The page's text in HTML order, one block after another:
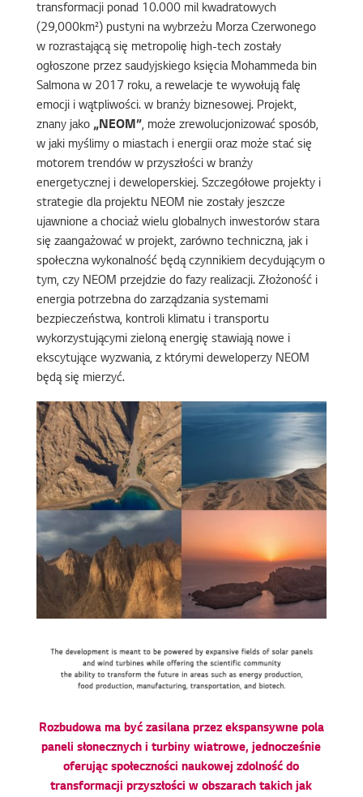
transformacji ponad 10.000 mil kwadratowych
(29,000km²) pustyni na wybrzeżu Morza Czerwonego
w rozrastającą się metropolię high-tech zostały
ogłoszone przez saudyjskiego księcia Mohammeda bin
Salmona w 2017 roku, a rewelacje te wywołują falę
emocji i wątpliwości. w branży biznesowej. Projekt,
znany jako „NEOM”, może zrewolucjonizować sposób,
w jaki myślimy o miastach i energii oraz może stać się
motorem trendów w przyszłości w branży
energetycznej i deweloperskiej. Szczegółowe projekty i
strategie dla projektu NEOM nie zostały jeszcze
ujawnione a chociaż wielu globalnych inwestorów stara
się zaangażować w projekt, zarówno techniczna, jak i
społeczna wykonalność będą czynnikiem decydującym o
tym, czy NEOM przejdzie do fazy realizacji. Złożoność i
energia potrzebna do zarządzania systemami
bezpieczeństwa, kontroli klimatu i transportu
wykorzystującymi zieloną energię stawiają nowe i
ekscytujące wyzwania, z którymi deweloperzy NEOM
będą się mierzyć.
Rozbudowa ma być zasilana przez ekspansywne pola
paneli słonecznych i turbiny wiatrowe, jednocześnie
oferując społeczności naukowej zdolność do
transformacji przyszłości w obszarach takich jak